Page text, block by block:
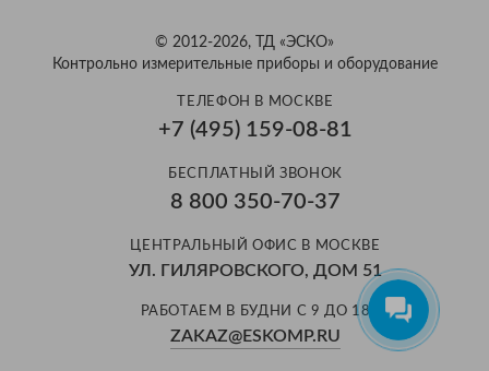
Здравствуйте! Готов помочь
вам. Напишите мне, если у
© 2012-2026, ТД «ЭСКО»
Контрольно измерительные приборы и оборудование
ТЕЛЕФОН В МОСКВЕ
+7 (495) 159-08-81
БЕСПЛАТНЫЙ ЗВОНОК
8 800 350-70-37
ЦЕНТРАЛЬНЫЙ ОФИС В МОСКВЕ
УЛ. ГИЛЯРОВСКОГО, ДОМ 51
РАБОТАЕМ В БУДНИ С 9 ДО 18
ZAKAZ@ESKOMP.RU